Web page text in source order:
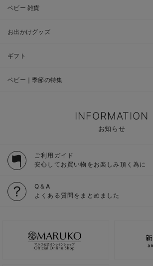
ベビー 雑貨
お出かけグッズ
ギフト
ベビー｜季節の特集
INFORMATION
お知らせ
ご利用ガイド
安心してお買い物をお楽しみ頂く為に
Q＆A
よくある質問をまとめました